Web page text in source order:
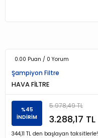
0.00 Puan / 0 Yorum
Şampiyon Filtre
HAVA FİLTRE
%45
İNDİRİM
5.978,49 TL
3.288,17 TL
344,11 TL den başlayan taksitlerle!